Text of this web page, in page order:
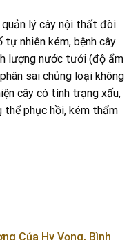
lý cây nội thất đòi
nhiên kém, bệnh cây
lượng nước tưới (độ ẩm
sai chủng loại không
cây có tình trạng xấu,
thể phục hồi, kém thẩm
Của Hy Vọng, Bình